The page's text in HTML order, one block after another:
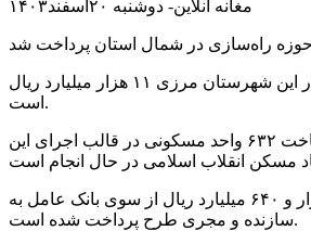
مغانه آنلاین- دوشنبه ۲۰اسفند۱۴۰۳
رئیس اداره راه و شهرسازی پارس‌آباد اظهار کرد: طبق برآوردهای‌های صورت‌ گرفته اعتبار مورد نیاز جهت تکمیل طرح‌های در دست اقدام حوزه راه و شهرسازی در این شهرستان مرزی ۱۱ هزار میلیارد ریال
است.
وی به طرح‌های در حال احداث طرح نهضت ملی مسکن پارس آباد اشاره کرد و گفت: زمین مورد نیاز تمام متقاضیان در این شهرستان مرزی تامین شده و روند ساخت ۶۳۲ واحد مسکونی در قالب اجرای این
رئیس اداره راه و شهرسازی پارس‌آباد اظهار کرد: قرارداد ساخت ۴۸۰ واحد مسکونی در قالب طرح نهضت ملی مسکن جهت دریافت تسهیلات بانکی منعقد و ۲ هزار و ۶۴۰ میلیارد ریال از سوی بانک عامل به
سازنده و مجری طرح پرداخت شده است.